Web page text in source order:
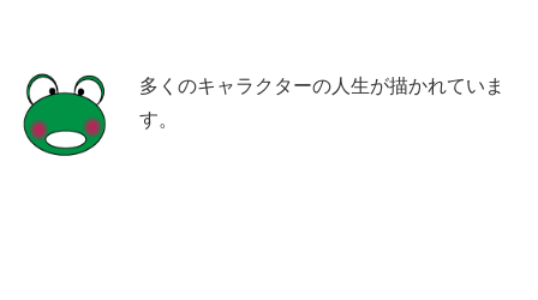
多くのキャラクターの人生が描かれていま
す。